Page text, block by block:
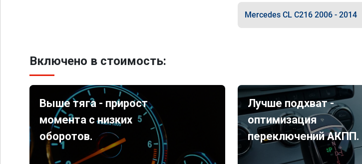
Mercedes CL C216 2006 - 2014
Включено в стоимость:
Выше тяга - прирост
момента с низких
оборотов.
Лучше подхват -
оптимизация
переключений АКПП.